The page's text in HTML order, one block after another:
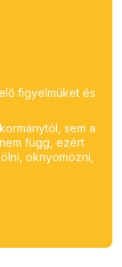
figyelmüket és
sem a
függ, ezért
oknyomozni,